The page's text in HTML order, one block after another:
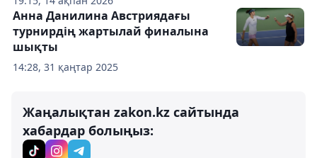
14:28, 31 қаңтар 2025
Анна Данилина Австриядағы
турнирдің жартылай финалына
шықты
Жаңалықтан zakon.kz сайтында
хабардар болыңыз: